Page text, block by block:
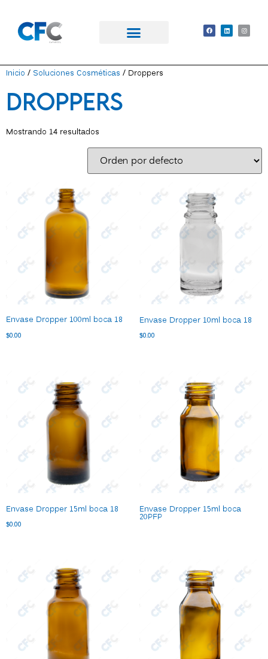
Inicio / Soluciones Cosméticas / Droppers
Droppers
Mostrando 14 resultados
Envase Dropper 100ml boca 18
$0.00
Envase Dropper 10ml boca 18
$0.00
Envase Dropper 15ml boca 18
$0.00
Envase Dropper 15ml boca
20PFP